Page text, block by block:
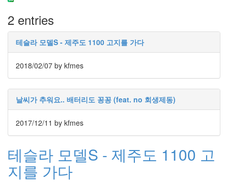
2 entries
테슬라 모델S - 제주도 1100 고지를 가다
2018/02/07 by kfmes
날씨가 추워요.. 배터리도 꽁꽁 (feat. no 회생제동)
2017/12/11 by kfmes
테슬라 모델S - 제주도 1100 고
지를 가다
Tag
Cloud
kfmes
JateON
테
슬
Java
자
테
온